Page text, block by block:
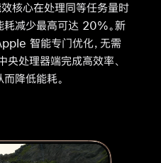
核心在处理同等任务量时
耗减少最高可达 20%。新
智能专门优化，无需
央处理器端完成高效率、
降低能耗。